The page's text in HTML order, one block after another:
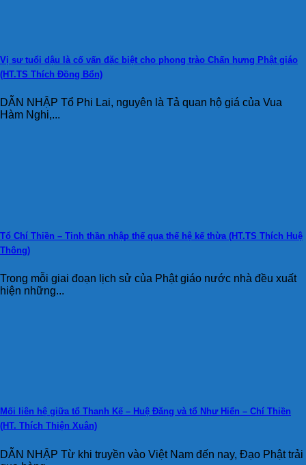
Vị sư tuổi dậu là cố vấn đặc biệt cho phong trào Chấn hưng Phật giáo
(HT.TS Thích Đồng Bổn)
DẪN NHẬP Tổ Phi Lai, nguyên là Tả quan hộ giá của Vua
Hàm Nghi,...
Tổ Chí Thiền – Tinh thần nhập thế qua thế hệ kế thừa (HT.TS Thích Huệ
Thông)
Trong mỗi giai đoạn lịch sử của Phật giáo nước nhà đều xuất
hiện những...
Mối liên hệ giữa tổ Thanh Kế – Huệ Đăng và tổ Như Hiển – Chí Thiền
(HT. Thích Thiện Xuân)
DẪN NHẬP Từ khi truyền vào Việt Nam đến nay, Đạo Phật trải